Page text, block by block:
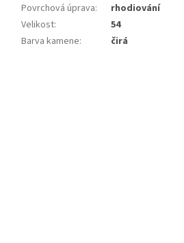
Povrchová úprava:
rhodiování
Velikost:
54
Barva kamene: čirá